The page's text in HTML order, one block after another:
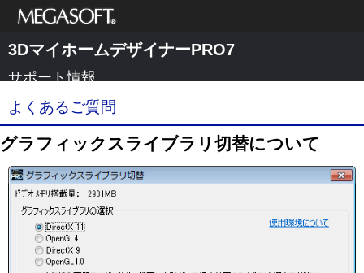
メガソフト株式
会社
3DマイホームデザイナーPRO7
サポート情報
よくあるご質問
グラフィックスライブラリ切替について